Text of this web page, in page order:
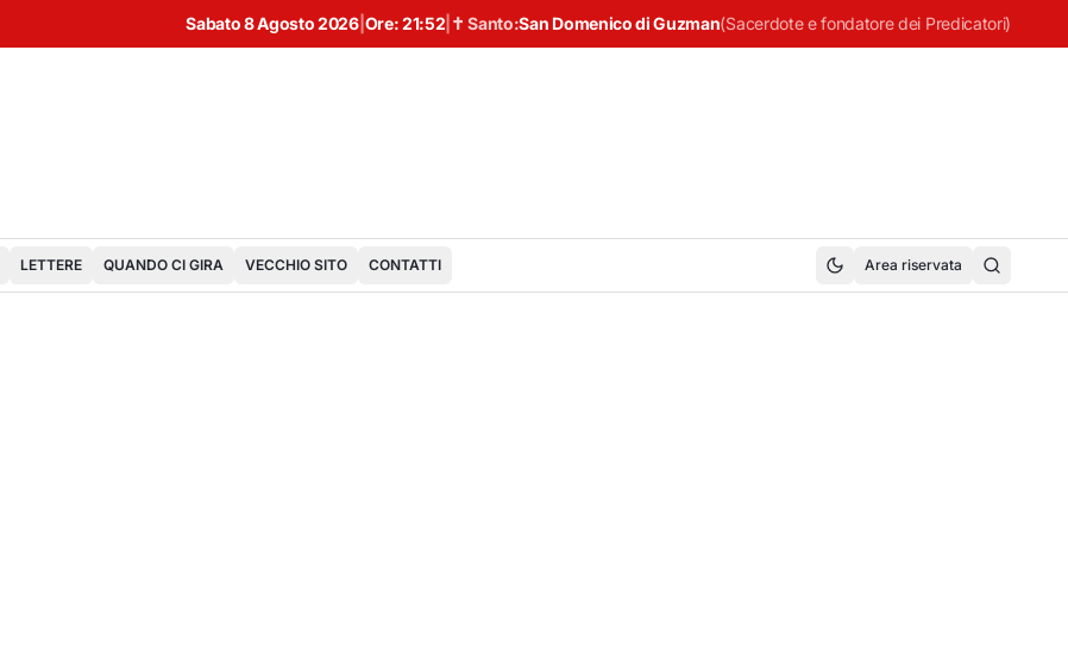
Sabato 8 Agosto 2026| Ore:21:52 ✝ Santo:San Domenico di Guzman(Sacerdote e fondatore dei Predicatori)
LETTERE QUANDO CI GIRA VECCHIO SITO CONTATTI Area riservata